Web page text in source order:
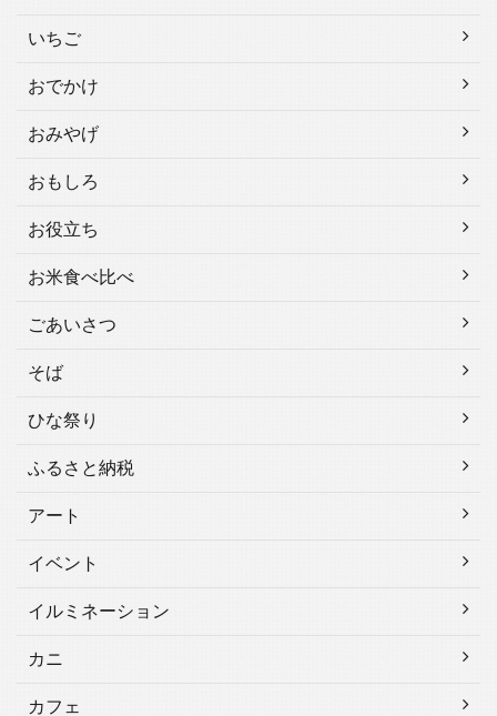
いちご
おでかけ
おみやげ
おもしろ
お役立ち
お米食べ比べ
ごあいさつ
そば
ひな祭り
ふるさと納税
アート
イベント
イルミネーション
カニ
カフェ